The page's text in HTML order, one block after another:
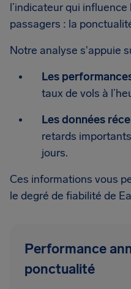
l’indicateur qui influence
passagers : la
Notre analyse s'appuie
Les
taux de vols à
Les données
retards
jours.
Ces informations vous
le degré de fiabilité de
Performance
ponctualité